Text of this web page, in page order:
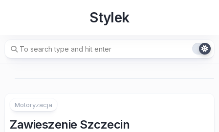
Stylek
Motoryzacja
Zawieszenie Szczecin